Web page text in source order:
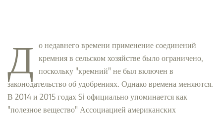
Д о недавнего времени применение соединений
кремния в сельском хозяйстве было ограничено,
поскольку "кремний" не был включен в
законодательство об удобрениях. Однако времена меняются.
В 2014 и 2015 годах Si официально упоминается как
"полезное вещество" Ассоциацией американских